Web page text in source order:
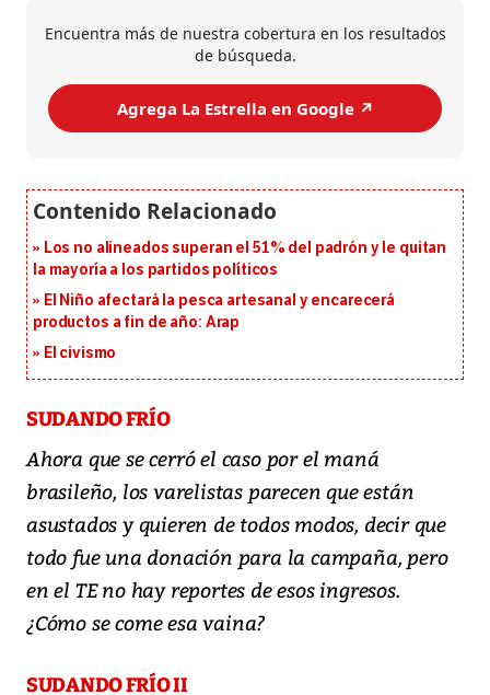
Encuentra más de nuestra cobertura en los resultados
de búsqueda.
Agrega La Estrella en Google ↗️
Los no alineados superan el 51% del padrón y le quitan
la mayoría a los partidos políticos
El Niño afectará la pesca artesanal y encarecerá
productos a fin de año: Arap
El civismo
SUDANDO FRÍO
Ahora que se cerró el caso por el maná
brasileño, los varelistas parecen que están
asustados y quieren de todos modos, decir que
todo fue una donación para la campaña, pero
en el TE no hay reportes de esos ingresos.
¿Cómo se come esa vaina?
SUDANDO FRÍO II